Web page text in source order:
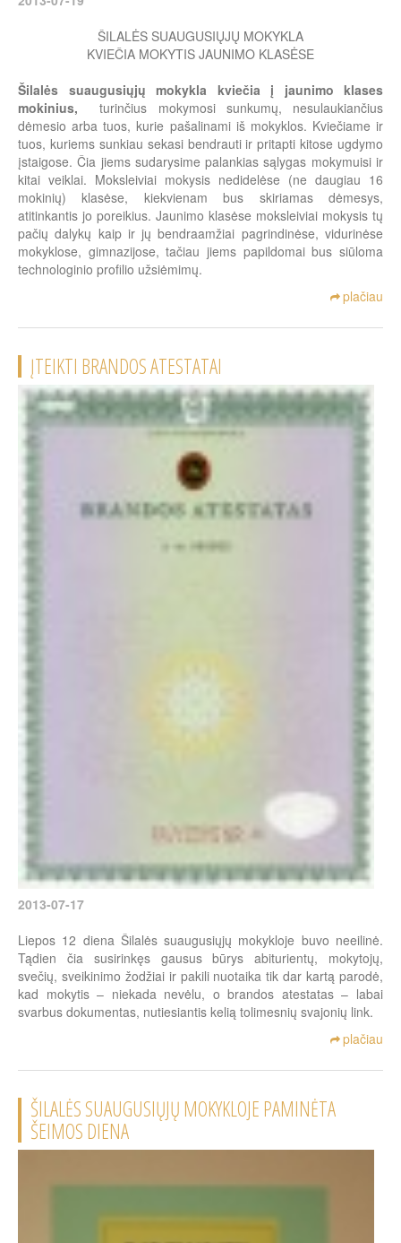
ŠILALĖS SUAUGUSIŲJŲ MOKYKLA
KVIEČIA MOKYTIS JAUNIMO KLASĖSE
Šilalės suaugusiųjų mokykla kviečia į jaunimo klases
mokinius, turinčius mokymosi sunkumų, nesulaukiančius
dėmesio arba tuos, kurie pašalinami iš mokyklos. Kviečiame ir
tuos, kuriems sunkiau sekasi bendrauti ir pritapti kitose ugdymo
įstaigose. Čia jiems sudarysime palankias sąlygas mokymuisi ir
kitai veiklai. Moksleiviai mokysis nedidelėse (ne daugiau 16
mokinių) klasėse, kiekvienam bus skiriamas dėmesys,
atitinkantis jo poreikius. Jaunimo klasėse moksleiviai mokysis tų
pačių dalykų kaip ir jų bendraamžiai pagrindinėse, vidurinėse
mokyklose, gimnazijose, tačiau jiems papildomai bus siūloma
technologinio profilio užsiėmimų.
plačiau
ĮTEIKTI BRANDOS ATESTATAI
2013-07-17
Liepos 12 diena Šilalės suaugusiųjų mokykloje buvo neeilinė.
Tądien čia susirinkęs gausus būrys abiturientų, mokytojų,
svečių, sveikinimo žodžiai ir pakili nuotaika tik dar kartą parodė,
kad mokytis – niekada nevėlu, o brandos atestatas – labai
svarbus dokumentas, nutiesiantis kelią tolimesnių svajonių link.
plačiau
ŠILALĖS SUAUGUSIŲJŲ MOKYKLOJE PAMINĖTA
ŠEIMOS DIENA